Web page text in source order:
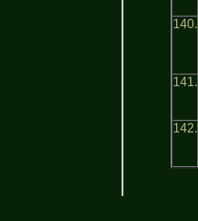
140.
141.
142.